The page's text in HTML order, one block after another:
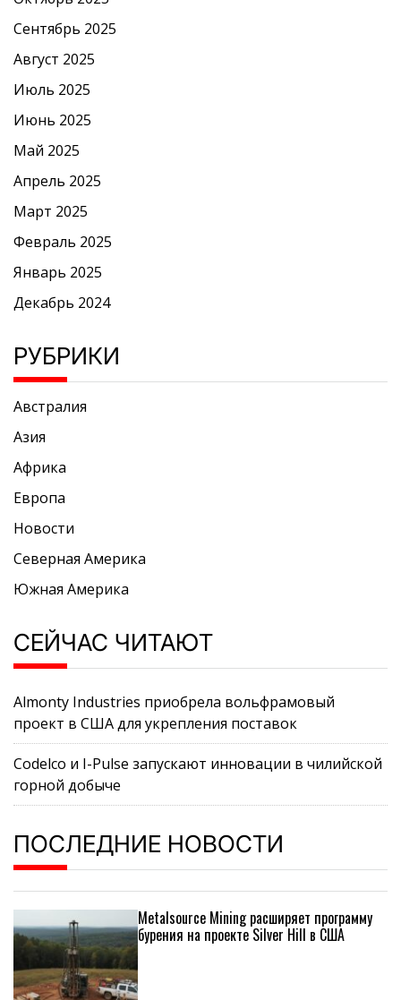
Сентябрь 2025
Август 2025
Июль 2025
Июнь 2025
Май 2025
Апрель 2025
Март 2025
Февраль 2025
Январь 2025
Декабрь 2024
РУБРИКИ
Австралия
Азия
Африка
Европа
Новости
Северная Америка
Южная Америка
СЕЙЧАС ЧИТАЮТ
Almonty Industries приобрела вольфрамовый
проект в США для укрепления поставок
Codelco и I-Pulse запускают инновации в чилийской
горной добыче
ПОСЛЕДНИЕ НОВОСТИ
Metalsource Mining расширяет программу
бурения на проекте Silver Hill в США